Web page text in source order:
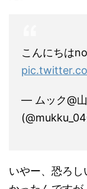
こんにちは
— ムック@
いやー、恐ろ